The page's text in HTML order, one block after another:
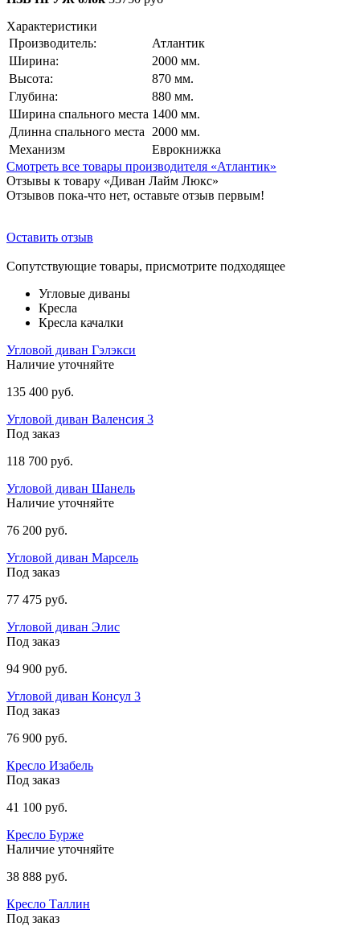
Характеристики
Производитель:
Атлантик
Ширина:
2000 мм.
Высота:
870 мм.
Глубина:
880 мм.
Ширина спального места 1400 мм.
Длинна спального места
2000 мм.
Механизм
Еврокнижка
Смотреть все товары производителя «Атлантик»
Отзывы к товару «Диван Лайм Люкс»
Отзывов пока-что нет, оставьте отзыв первым!
Оставить отзыв
Сопутствующие товары, присмотрите подходящее
Угловые диваны
Кресла
Кресла качалки
Угловой диван Гэлэкси
Наличие уточняйте
135 400 руб.
Угловой диван Валенсия 3
Под заказ
118 700 руб.
Угловой диван Шанель
Наличие уточняйте
76 200 руб.
Угловой диван Марсель
Под заказ
77 475 руб.
Угловой диван Элис
Под заказ
94 900 руб.
Угловой диван Консул 3
Под заказ
76 900 руб.
Кресло Изабель
Под заказ
41 100 руб.
Кресло Бурже
Наличие уточняйте
38 888 руб.
Кресло Таллин
Под заказ